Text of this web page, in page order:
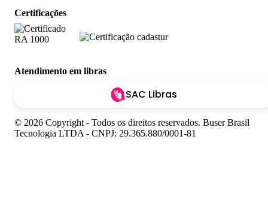
Certificações
Atendimento em libras
SAC Libras
© 2026 Copyright - Todos os direitos reservados. Buser Brasil
Tecnologia LTDA - CNPJ: 29.365.880/0001-81